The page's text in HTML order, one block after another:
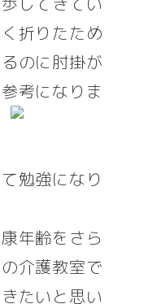
折りたため
のに肘掛が
考になりま
勉強になり
年齢をさら
介護教室で
たいと思い